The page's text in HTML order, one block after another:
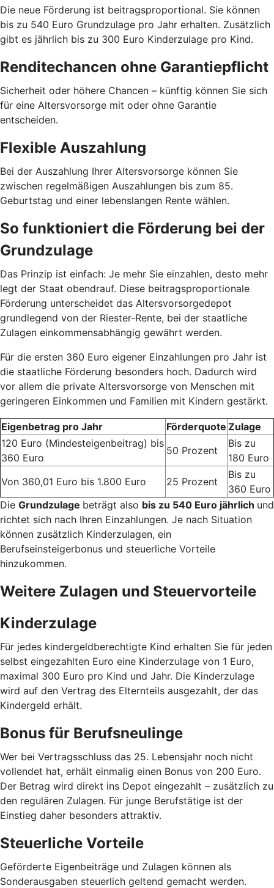
Die neue Förderung ist beitragsproportional. Sie können
bis zu 540 Euro Grundzulage pro Jahr erhalten. Zusätzlich
gibt es jährlich bis zu 300 Euro Kinderzulage pro Kind.
Renditechancen ohne Garantiepflicht
Sicherheit oder höhere Chancen – künftig können Sie sich
für eine Altersvorsorge mit oder ohne Garantie
entscheiden.
Flexible Auszahlung
Bei der Auszahlung Ihrer Altersvorsorge können Sie
zwischen regelmäßigen Auszahlungen bis zum 85.
Geburtstag und einer lebenslangen Rente wählen.
So funktioniert die Förderung bei der
Grundzulage
Das Prinzip ist einfach: Je mehr Sie einzahlen, desto mehr
legt der Staat obendrauf. Diese beitragsproportionale
Förderung unterscheidet das Altersvorsorgedepot
grundlegend von der Riester-Rente, bei der staatliche
Zulagen einkommensabhängig gewährt werden.
Für die ersten 360 Euro eigener Einzahlungen pro Jahr ist
die staatliche Förderung besonders hoch. Dadurch wird
vor allem die private Altersvorsorge von Menschen mit
geringeren Einkommen und Familien mit Kindern gestärkt.
Eigenbetrag pro Jahr Förderquote Zulage
120 Euro (Mindesteigenbeitrag) bis
360 Euro
50 Prozent
Bis zu
180 Euro
Von 360,01 Euro bis 1.800 Euro
25 Prozent
Bis zu
360 Euro
Die Grundzulage beträgt also bis zu 540 Euro jährlich und
richtet sich nach Ihren Einzahlungen. Je nach Situation
können zusätzlich Kinderzulagen, ein
Berufseinsteigerbonus und steuerliche Vorteile
hinzukommen.
Weitere Zulagen und Steuervorteile
Kinderzulage
Für jedes kindergeldberechtigte Kind erhalten Sie für jeden
selbst eingezahlten Euro eine Kinderzulage von 1 Euro,
maximal 300 Euro pro Kind und Jahr. Die Kinderzulage
wird auf den Vertrag des Elternteils ausgezahlt, der das
Kindergeld erhält.
Bonus für Berufsneulinge
Wer bei Vertragsschluss das 25. Lebensjahr noch nicht
vollendet hat, erhält einmalig einen Bonus von 200 Euro.
Der Betrag wird direkt ins Depot eingezahlt – zusätzlich zu
den regulären Zulagen. Für junge Berufstätige ist der
Einstieg daher besonders attraktiv.
Steuerliche Vorteile
Geförderte Eigenbeiträge und Zulagen können als
Sonderausgaben steuerlich geltend gemacht werden.